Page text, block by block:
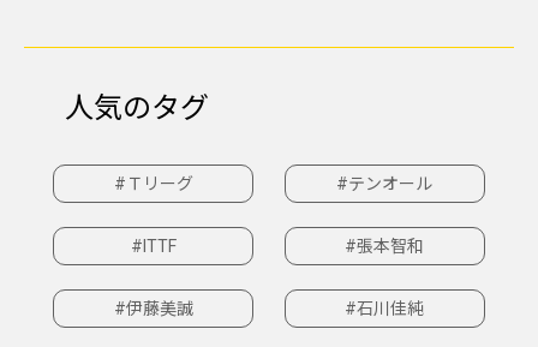
人気のタグ
#Ｔリーグ #テンオール
#ITTF #張本智和
#伊藤美誠 #石川佳純